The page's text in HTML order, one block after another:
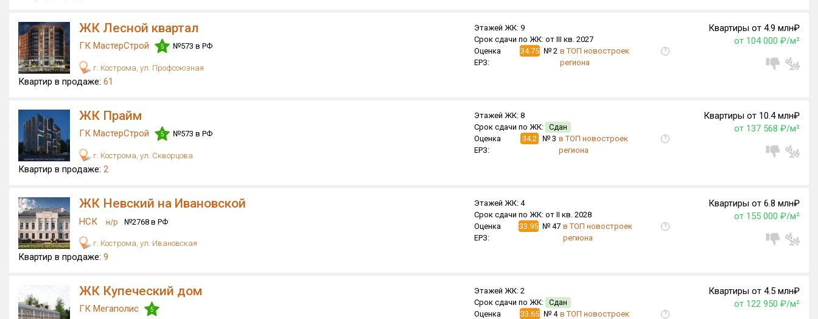
ЖК Лесной квартал
ГК МастерСтрой 5 №573 в РФ
г. Кострома, ул. Профсоюзная
Квартир в продаже: 61
Этажей ЖК: 9
Срок сдачи по ЖК: от III кв. 2027
Оценка
ЕРЗ:
34.75 № 2 в ТОП новостроек
региона
?
Квартиры от 4.9 млн₽
от 104 000 ₽/м²
ЖК Прайм
ГК МастерСтрой 5 №573 в РФ
г. Кострома, ул. Скворцова
Квартир в продаже: 2
Этажей ЖК: 8
Срок сдачи по ЖК: Сдан
Оценка
ЕРЗ:
34.2 № 3 в ТОП новостроек
региона
?
Квартиры от 10.4 млн₽
от 137 568 ₽/м²
ЖК Невский на Ивановской
НСК н/р №2768 в РФ
г. Кострома, ул. Ивановская
Квартир в продаже: 9
Этажей ЖК: 4
Срок сдачи по ЖК: от II кв. 2028
Оценка
ЕРЗ:
33.95 № 47 в ТОП новостроек
региона
?
Квартиры от 6.8 млн₽
от 155 000 ₽/м²
ЖК Купеческий дом
ГК Мегаполис 5
Этажей ЖК: 2
Срок сдачи по ЖК: Сдан
Оценка
33.65 № 4 в ТОП новостроек
?
Квартиры от 4.5 млн₽
от 122 950 ₽/м²